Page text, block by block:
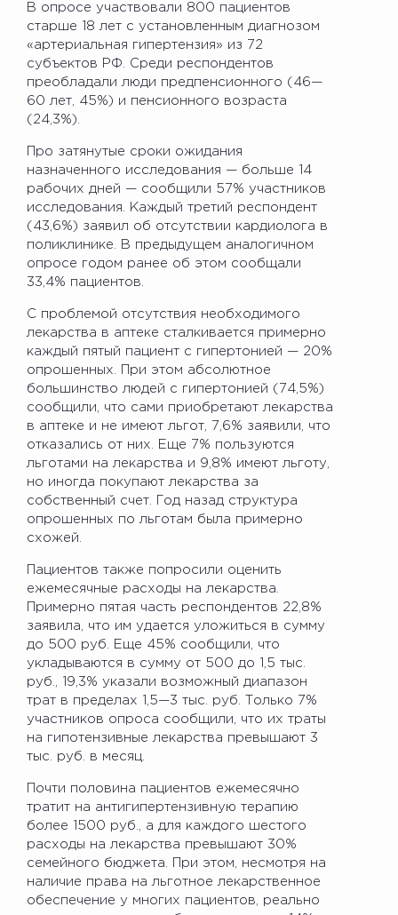
В опросе участвовали 800 пациентов
старше 18 лет с установленным диагнозом
«артериальная гипертензия» из 72
субъектов РФ. Среди респондентов
преобладали люди предпенсионного (46—
60 лет, 45%) и пенсионного возраста
(24,3%).
Про затянутые сроки ожидания
назначенного исследования — больше 14
рабочих дней — сообщили 57% участников
исследования. Каждый третий респондент
(43,6%) заявил об отсутствии кардиолога в
поликлинике. В предыдущем аналогичном
опросе годом ранее об этом сообщали
33,4% пациентов.
С проблемой отсутствия необходимого
лекарства в аптеке сталкивается примерно
каждый пятый пациент с гипертонией — 20%
опрошенных. При этом абсолютное
большинство людей с гипертонией (74,5%)
сообщили, что сами приобретают лекарства
в аптеке и не имеют льгот, 7,6% заявили, что
отказались от них. Еще 7% пользуются
льготами на лекарства и 9,8% имеют льготу,
но иногда покупают лекарства за
собственный счет. Год назад структура
опрошенных по льготам была примерно
схожей.
Пациентов также попросили оценить
ежемесячные расходы на лекарства.
Примерно пятая часть респондентов 22,8%
заявила, что им удается уложиться в сумму
до 500 руб. Еще 45% сообщили, что
укладываются в сумму от 500 до 1,5 тыс.
руб., 19,3% указали возможный диапазон
трат в пределах 1,5—3 тыс. руб. Только 7%
участников опроса сообщили, что их траты
на гипотензивные лекарства превышают 3
тыс. руб. в месяц.
Почти половина пациентов ежемесячно
тратит на антигипертензивную терапию
более 1500 руб., а для каждого шестого
расходы на лекарства превышают 30%
семейного бюджета. При этом, несмотря на
наличие права на льготное лекарственное
обеспечение у многих пациентов, реально